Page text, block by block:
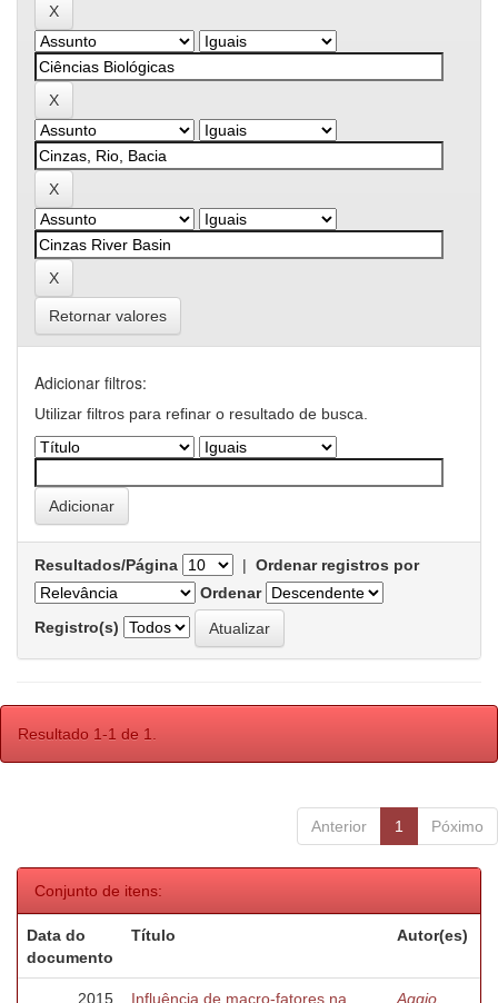
Retornar valores
Adicionar filtros:
Utilizar filtros para refinar o resultado de busca.
Resultados/Página | Ordenar registros por
Ordenar
Registro(s)
Resultado 1-1 de 1.
Anterior 1 Póximo
Conjunto de itens:
Data do
documento
Título Autor(es)
2015
Influência de macro-fatores na
Aggio,